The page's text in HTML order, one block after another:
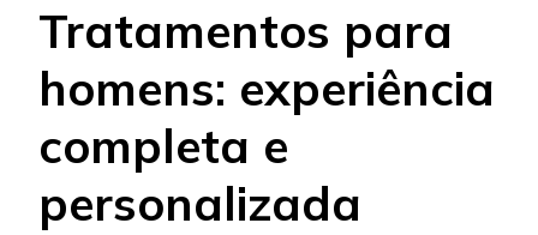
Tratamentos para
homens: experiência
completa e
personalizada